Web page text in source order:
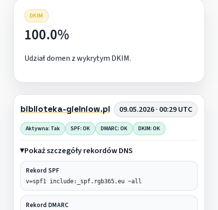
DKIM
100.0%
Udział domen z wykrytym DKIM.
biblioteka-gielniow.pl 09.05.2026 · 00:29 UTC
Aktywna: Tak SPF: OK DMARC: OK DKIM: OK
Pokaż szczegóły rekordów DNS
Rekord SPF
v=spf1 include:_spf.rgb365.eu ~all
Rekord DMARC